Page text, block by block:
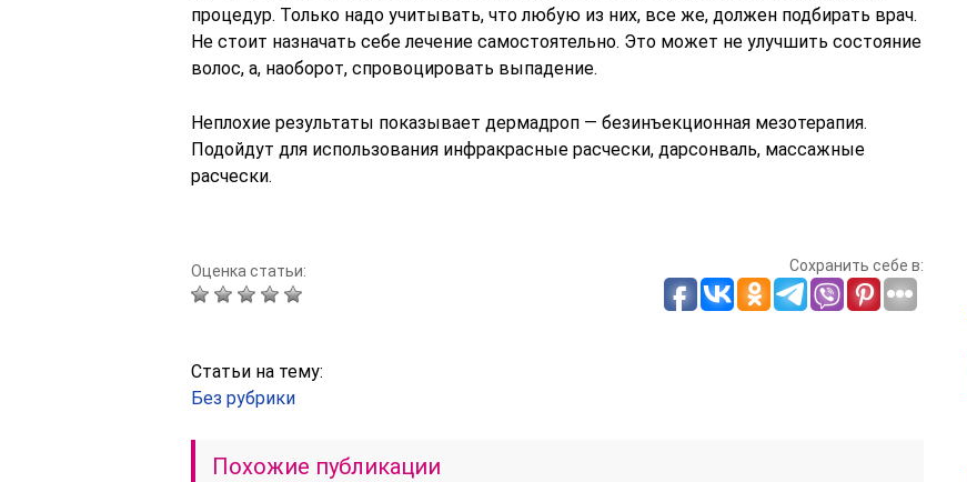
процедур. Только надо учитывать, что любую из них, все же, должен подбирать врач.
Не стоит назначать себе лечение самостоятельно. Это может не улучшить состояние
волос, а, наоборот, спровоцировать выпадение.
Неплохие результаты показывает дермадроп — безинъекционная мезотерапия.
Подойдут для использования инфракрасные расчески, дарсонваль, массажные
расчески.
Оценка статьи: Сохранить себе в:
Статьи на тему:
Без рубрики
Похожие публикации